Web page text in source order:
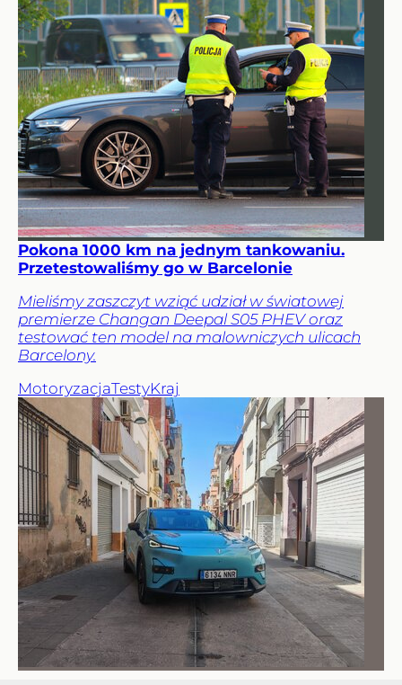
Pokona 1000 km na jednym tankowaniu.
Przetestowaliśmy go w Barcelonie
Mieliśmy zaszczyt wziąć udział w światowej
premierze Changan Deepal S05 PHEV oraz
testować ten model na malowniczych ulicach
Barcelony.
MotoryzacjaTestyKraj